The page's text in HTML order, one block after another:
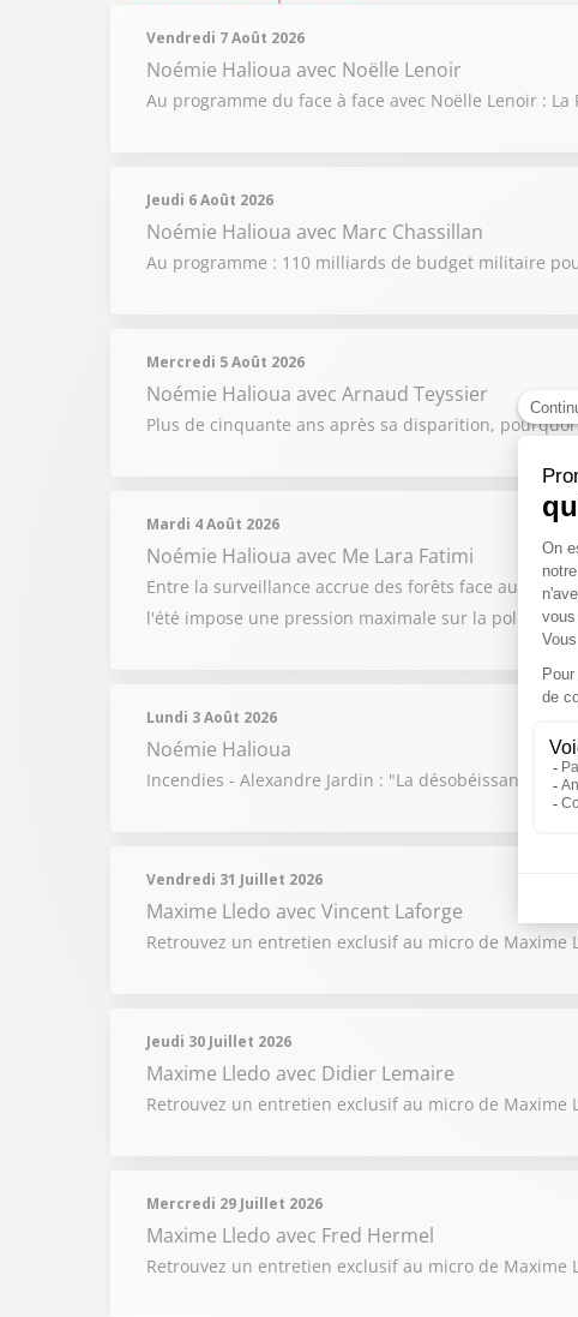
Vendredi 7 Août 2026
Noémie Halioua avec Noëlle Lenoir
Au programme du face à face avec Noëlle Lenoir :
Jeudi 6 Août 2026
Noémie Halioua avec Marc Chassillan
Au programme : 110 milliards de budget militaire
Mercredi 5 Août 2026
Noémie Halioua avec Arnaud Teyssier
Plus de cinquante ans après sa disparition,
Mardi 4 Août 2026
Noémie Halioua avec Me Lara Fatimi
Entre la surveillance accrue des forêts face aux
l'été impose une pression maximale sur la police et
Lundi 3 Août 2026
Noémie Halioua
Incendies - Alexandre Jardin : "La désobéissance
Vendredi 31 Juillet 2026
Maxime Lledo avec Vincent Laforge
Retrouvez un entretien exclusif au micro de Maxime
Jeudi 30 Juillet 2026
Maxime Lledo avec Didier Lemaire
Retrouvez un entretien exclusif au micro de
Mercredi 29 Juillet 2026
Maxime Lledo avec Fred Hermel
Retrouvez un entretien exclusif au micro de Maxime